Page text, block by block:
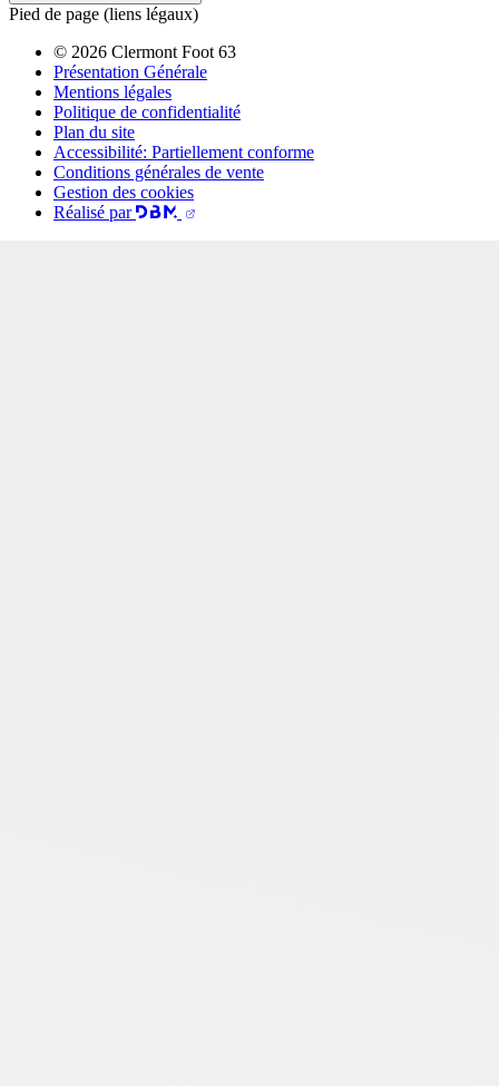
Pied de page (liens légaux)
© 2026 Clermont Foot 63
Présentation Générale
Mentions légales
Politique de confidentialité
Plan du site
Accessibilité: Partiellement conforme
Conditions générales de vente
Gestion des cookies
Réalisé par